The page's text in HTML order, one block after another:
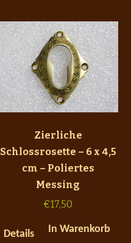
Zierliche
Schlossrosette – 6 x 4,5
cm – Poliertes
Messing
€17,50
Details In Warenkorb